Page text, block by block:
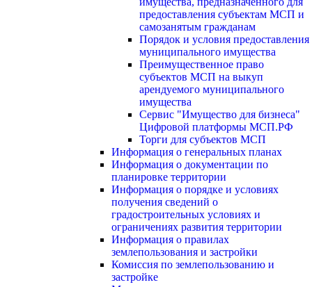
предоставления субъектам МСП и
самозанятым гражданам
Порядок и условия предоставления
муниципального имущества
Преимущественное право
субъектов МСП на выкуп
арендуемого муниципального
имущества
Сервис "Имущество для бизнеса"
Цифровой платформы МСП.РФ
Торги для субъектов МСП
Информация о генеральных планах
Информация о документации по
планировке территории
Информация о порядке и условиях
получения сведений о
градостроительных условиях и
ограничениях развития территории
Информация о правилах
землепользования и застройки
Комиссия по землепользованию и
застройке